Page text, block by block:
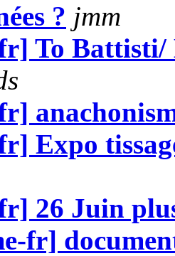
? jmm
To Battisti/
Expo
26 Juin
fr]